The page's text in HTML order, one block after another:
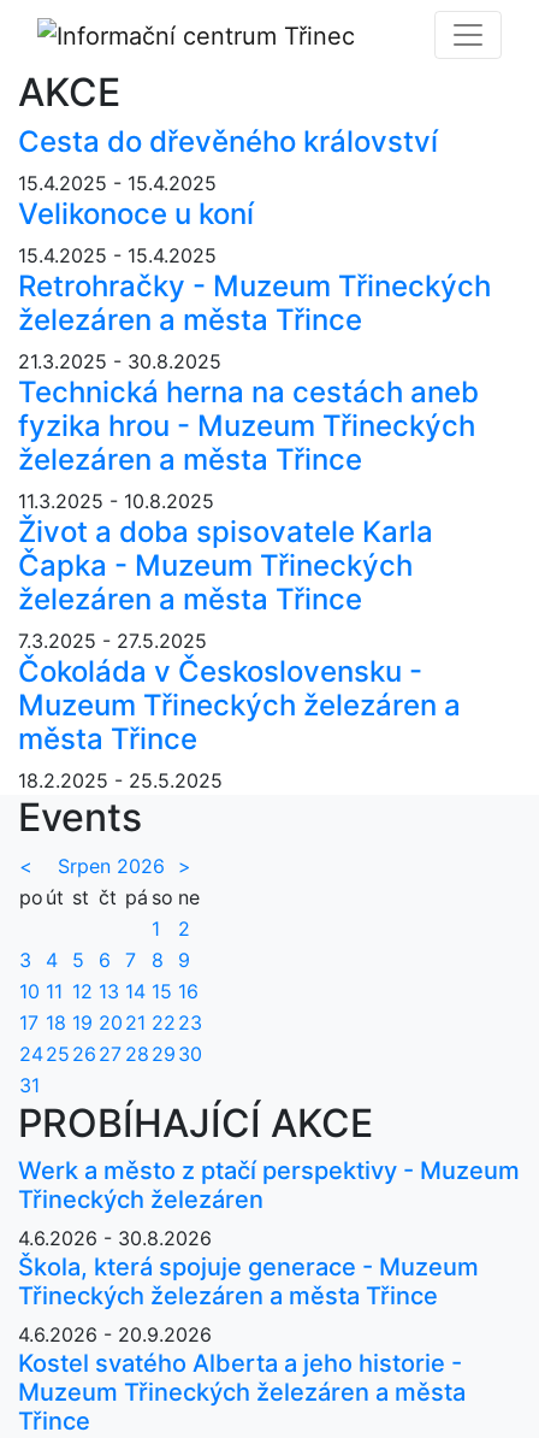
AKCE
Cesta do dřevěného království
15.4.2025 - 15.4.2025
Velikonoce u koní
15.4.2025 - 15.4.2025
Retrohračky - Muzeum Třineckých
železáren a města Třince
21.3.2025 - 30.8.2025
Technická herna na cestách aneb
fyzika hrou - Muzeum Třineckých
železáren a města Třince
11.3.2025 - 10.8.2025
Život a doba spisovatele Karla
Čapka - Muzeum Třineckých
železáren a města Třince
7.3.2025 - 27.5.2025
Čokoláda v Československu -
Muzeum Třineckých železáren a
města Třince
18.2.2025 - 25.5.2025
Events
< Srpen 2026
>
po út st čt pá so ne
1
2
3
4 5 6 7 8
9
10 11 12 13 14 15 16
17 18 19 20 21 22 23
2425 26 27 28 29 30
31
PROBÍHAJÍCÍ AKCE
Werk a město z ptačí perspektivy - Muzeum
Třineckých železáren
4.6.2026 - 30.8.2026
Škola, která spojuje generace - Muzeum
Třineckých železáren a města Třince
4.6.2026 - 20.9.2026
Kostel svatého Alberta a jeho historie -
Muzeum Třineckých železáren a města
Třince